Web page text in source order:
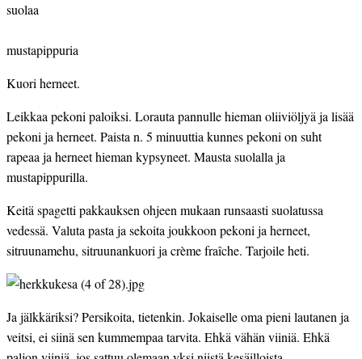
suolaa
mustapippuria
Kuori herneet.
Leikkaa pekoni paloiksi. Lorauta pannulle hieman oliiviöljyä ja lisää
pekoni ja herneet. Paista n. 5 minuuttia kunnes pekoni on suht
rapeaa ja herneet hieman kypsyneet. Mausta suolalla ja
mustapippurilla.
Keitä spagetti pakkauksen ohjeen mukaan runsaasti suolatussa
vedessä. Valuta pasta ja sekoita joukkoon pekoni ja herneet,
sitruunamehu, sitruunankuori ja crème fraîche. Tarjoile heti.
Ja jälkkäriksi? Persikoita, tietenkin. Jokaiselle oma pieni lautanen ja
veitsi, ei siinä sen kummempaa tarvita. Ehkä vähän viiniä. Ehkä